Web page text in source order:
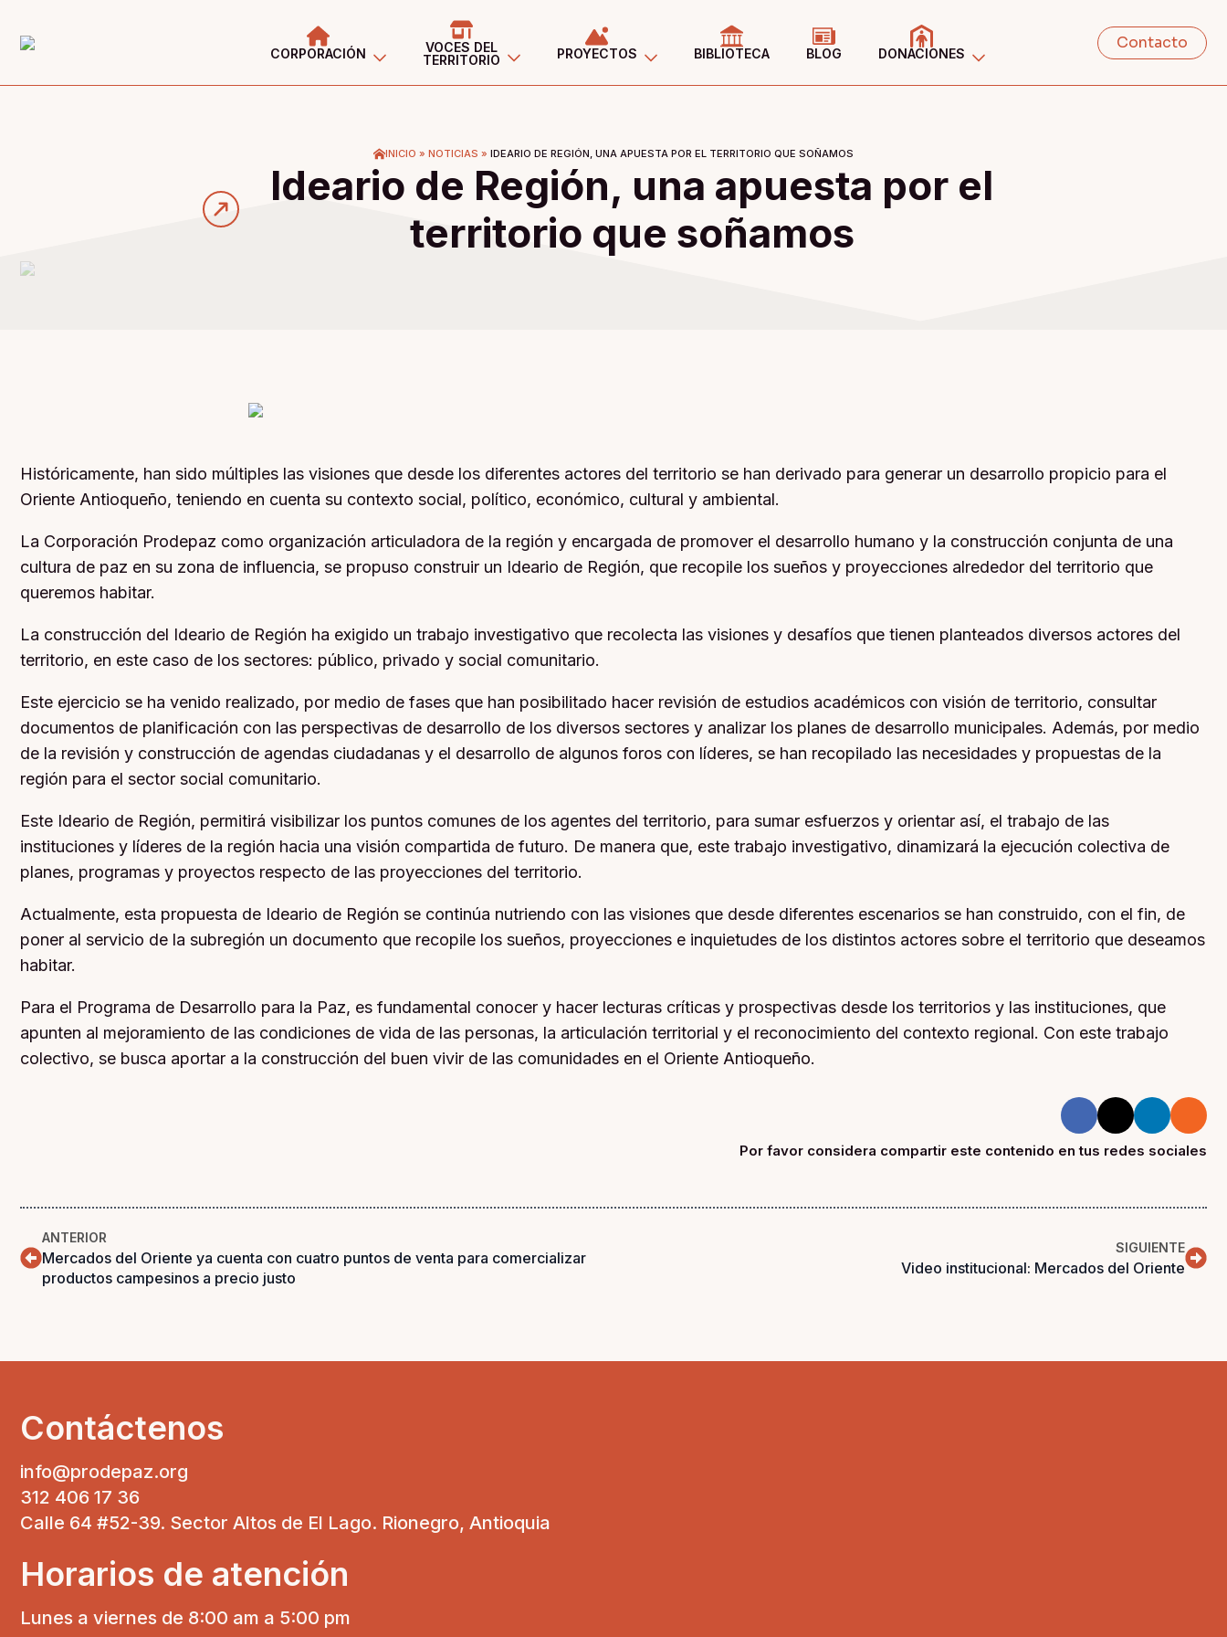
CORPORACIÓN
VOCES DEL
TERRITORIO
PROYECTOS BIBLIOTECA BLOG DONACIONES
Contacto
INICIO » NOTICIAS » IDEARIO DE REGIÓN, UNA APUESTA POR EL TERRITORIO QUE SOÑAMOS
Ideario de Región, una apuesta por el
territorio que soñamos
Históricamente, han sido múltiples las visiones que desde los diferentes actores del territorio se han derivado para generar un desarrollo propicio para el
Oriente Antioqueño, teniendo en cuenta su contexto social, político, económico, cultural y ambiental.
La Corporación Prodepaz como organización articuladora de la región y encargada de promover el desarrollo humano y la construcción conjunta de una
cultura de paz en su zona de influencia, se propuso construir un Ideario de Región, que recopile los sueños y proyecciones alrededor del territorio que
queremos habitar.
La construcción del Ideario de Región ha exigido un trabajo investigativo que recolecta las visiones y desafíos que tienen planteados diversos actores del
territorio, en este caso de los sectores: público, privado y social comunitario.
Este ejercicio se ha venido realizado, por medio de fases que han posibilitado hacer revisión de estudios académicos con visión de territorio, consultar
documentos de planificación con las perspectivas de desarrollo de los diversos sectores y analizar los planes de desarrollo municipales. Además, por medio
de la revisión y construcción de agendas ciudadanas y el desarrollo de algunos foros con líderes, se han recopilado las necesidades y propuestas de la
región para el sector social comunitario.
Este Ideario de Región, permitirá visibilizar los puntos comunes de los agentes del territorio, para sumar esfuerzos y orientar así, el trabajo de las
instituciones y líderes de la región hacia una visión compartida de futuro. De manera que, este trabajo investigativo, dinamizará la ejecución colectiva de
planes, programas y proyectos respecto de las proyecciones del territorio.
Actualmente, esta propuesta de Ideario de Región se continúa nutriendo con las visiones que desde diferentes escenarios se han construido, con el fin, de
poner al servicio de la subregión un documento que recopile los sueños, proyecciones e inquietudes de los distintos actores sobre el territorio que deseamos
habitar.
Para el Programa de Desarrollo para la Paz, es fundamental conocer y hacer lecturas críticas y prospectivas desde los territorios y las instituciones, que
apunten al mejoramiento de las condiciones de vida de las personas, la articulación territorial y el reconocimiento del contexto regional. Con este trabajo
colectivo, se busca aportar a la construcción del buen vivir de las comunidades en el Oriente Antioqueño.
Por favor considera compartir este contenido en tus redes sociales
ANTERIOR
Mercados del Oriente ya cuenta con cuatro puntos de venta para comercializar
productos campesinos a precio justo
SIGUIENTE
Video institucional: Mercados del Oriente
Contáctenos
info@prodepaz.org
312 406 17 36
Calle 64 #52-39. Sector Altos de El Lago. Rionegro, Antioquia
Horarios de atención
Lunes a viernes de 8:00 am a 5:00 pm